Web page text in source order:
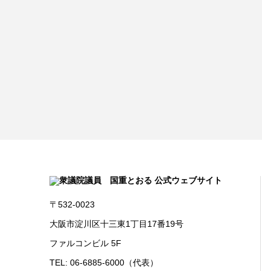
〒532-0023
大阪市淀川区十三東1丁目17番19号
ファルコンビル 5F
TEL: 06-6885-6000（代表）